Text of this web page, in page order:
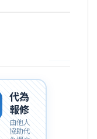
代為
報修
由他人
協助代